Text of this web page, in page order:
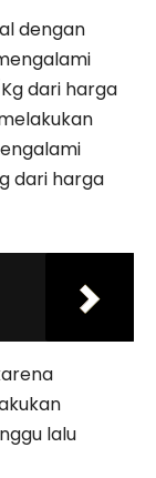
dengan
dari harga
dari harga
lalu